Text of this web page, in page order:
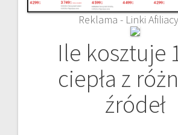
Reklama - Linki
Ile kosztuje
ciepła z
źródeł